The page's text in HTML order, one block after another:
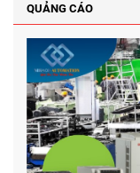
QUẢNG CÁO